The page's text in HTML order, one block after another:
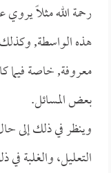
رحمة الله مثلاً
هذه الواسطة,
معروفة, خاصة فيما
بعض المسائل.
وينظر في ذلك إلى
التعليل، والغلبة